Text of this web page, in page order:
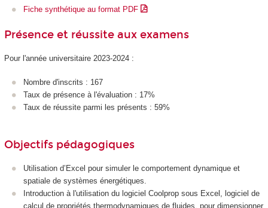
Fiche synthétique au format PDF
Présence et réussite aux examens
Pour l'année universitaire 2023-2024 :
Nombre d'inscrits : 167
Taux de présence à l'évaluation : 17%
Taux de réussite parmi les présents : 59%
Objectifs pédagogiques
Utilisation d’Excel pour simuler le comportement dynamique et
spatiale de systèmes énergétiques.
Introduction à l'utilisation du logiciel Coolprop sous Excel, logiciel de
calcul de propriétés thermodynamiques de fluides, pour dimensionner